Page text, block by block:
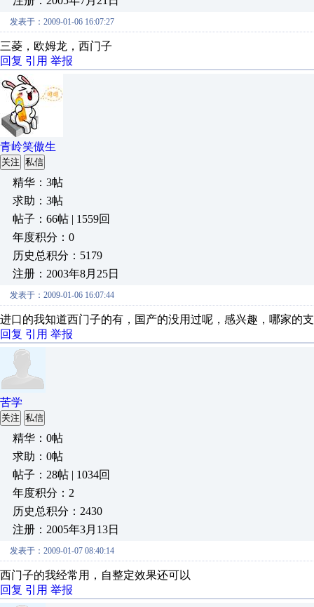
发表于：2009-01-06 16:07:27
三菱，欧姆龙，西门子
回复 引用 举报
青岭笑傲生
关注 私信
精华：3帖
求助：3帖
帖子：66帖 | 1559回
年度积分：0
历史总积分：5179
注册：2003年8月25日
发表于：2009-01-06 16:07:44
进口的我知道西门子的有，国产的没用过呢，感兴趣，哪家的
回复 引用 举报
苦学
关注 私信
精华：0帖
求助：0帖
帖子：28帖 | 1034回
年度积分：2
历史总积分：2430
注册：2005年3月13日
发表于：2009-01-07 08:40:14
西门子的我经常用，自整定效果还可以
回复 引用 举报